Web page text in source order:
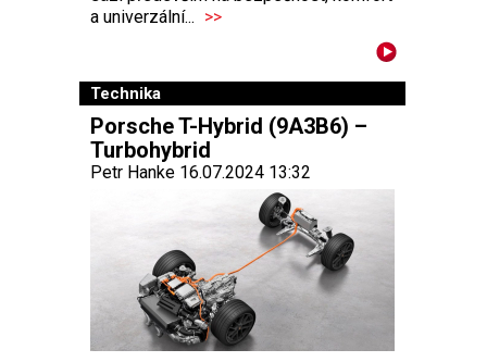
a univerzální... >>
Technika
Porsche T-Hybrid (9A3B6) –
Turbohybrid
Petr Hanke 16.07.2024 13:32